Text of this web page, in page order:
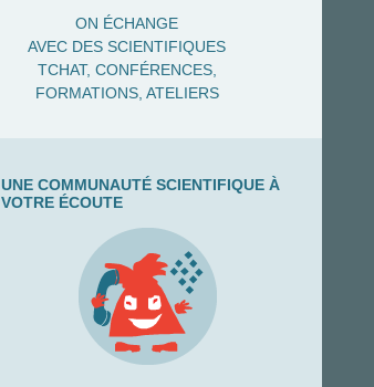
ON ÉCHANGE
AVEC DES SCIENTIFIQUES
TCHAT, CONFÉRENCES,
FORMATIONS, ATELIERS
UNE COMMUNAUTÉ SCIENTIFIQUE À
VOTRE ÉCOUTE